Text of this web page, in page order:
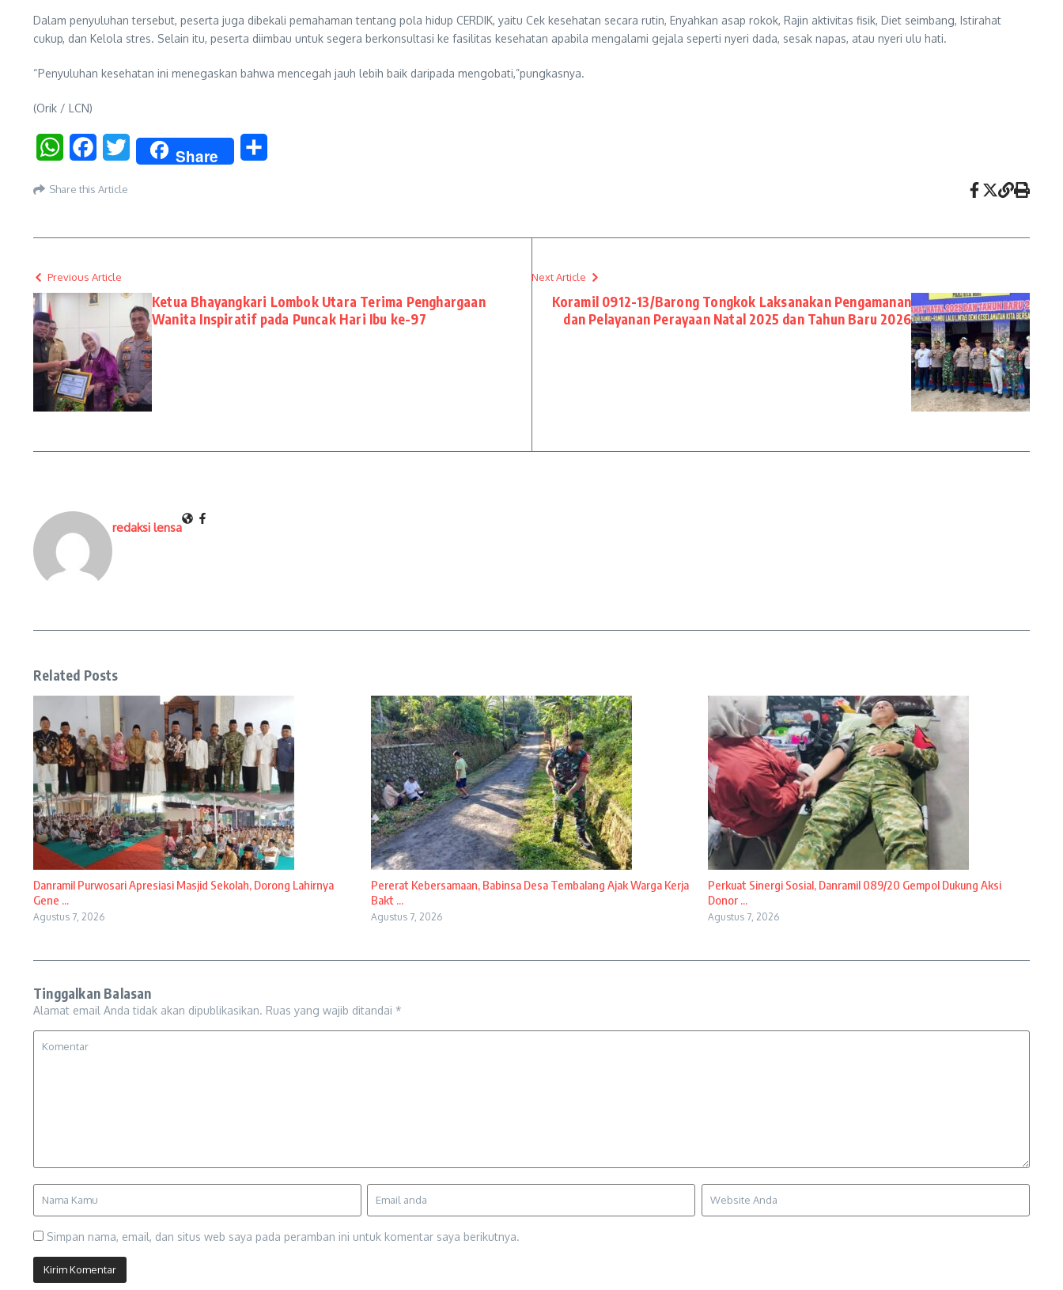
Dalam penyuluhan tersebut, peserta juga dibekali pemahaman tentang pola hidup CERDIK, yaitu Cek kesehatan secara rutin, Enyahkan asap rokok, Rajin aktivitas fisik, Diet seimbang, Istirahat
cukup, dan Kelola stres. Selain itu, peserta diimbau untuk segera berkonsultasi ke fasilitas kesehatan apabila mengalami gejala seperti nyeri dada, sesak napas, atau nyeri ulu hati.
“Penyuluhan kesehatan ini menegaskan bahwa mencegah jauh lebih baik daripada mengobati,”pungkasnya.
(Orik / LCN)
WhatsAppFacebookTwitter Share
Share this Article
Previous Article
Ketua Bhayangkari Lombok Utara Terima Penghargaan
Wanita Inspiratif pada Puncak Hari Ibu ke-97
Next Article
Koramil 0912-13/Barong Tongkok Laksanakan Pengamanan
dan Pelayanan Perayaan Natal 2025 dan Tahun Baru 2026
redaksi lensa
Related Posts
Danramil Purwosari Apresiasi Masjid Sekolah, Dorong Lahirnya
Gene ...
Agustus 7, 2026
Pererat Kebersamaan, Babinsa Desa Tembalang Ajak Warga Kerja
Bakt ...
Agustus 7, 2026
Perkuat Sinergi Sosial, Danramil 089/20 Gempol Dukung Aksi
Donor ...
Agustus 7, 2026
Tinggalkan Balasan
Alamat email Anda tidak akan dipublikasikan. Ruas yang wajib ditandai *
Simpan nama, email, dan situs web saya pada peramban ini untuk komentar saya berikutnya.